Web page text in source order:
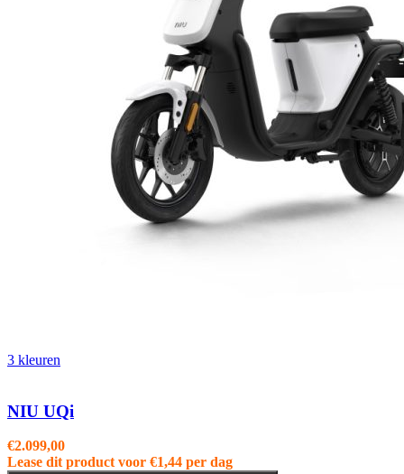
3 kleuren
NIU UQi
€2.099,00
Lease dit product voor €1,44 per dag